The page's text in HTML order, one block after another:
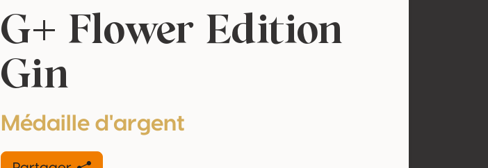
G+ Flower Edition
Gin
Médaille d'argent